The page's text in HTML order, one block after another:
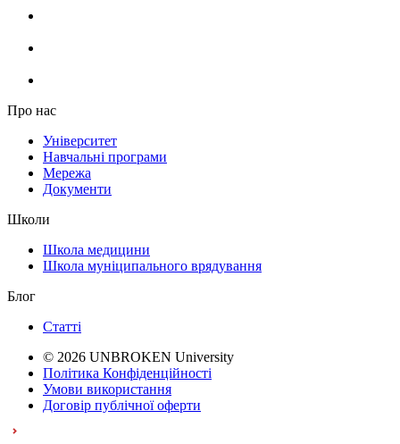
Про нас
Університет
Навчальні програми
Мережа
Документи
Школи
Школа медицини
Школа муніципального врядування
Блог
Статті
© 2026 UNBROKEN University
Політика Конфіденційності
Умови використання
Договір публічної оферти